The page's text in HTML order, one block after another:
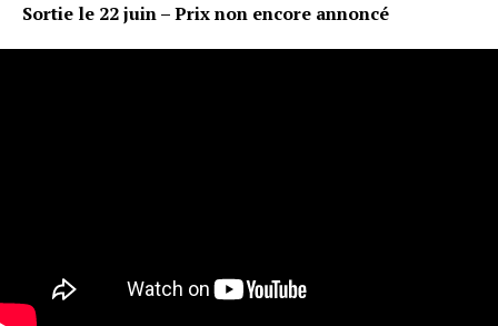
Sortie le 22 juin – Prix non encore annoncé